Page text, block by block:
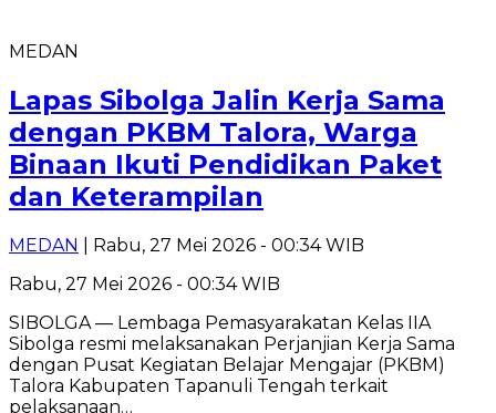
MEDAN
Lapas Sibolga Jalin Kerja Sama
dengan PKBM Talora, Warga
Binaan Ikuti Pendidikan Paket
dan Keterampilan
MEDAN
| Rabu, 27 Mei 2026 - 00:34 WIB
Rabu, 27 Mei 2026 - 00:34 WIB
SIBOLGA — Lembaga Pemasyarakatan Kelas IIA
Sibolga resmi melaksanakan Perjanjian Kerja Sama
dengan Pusat Kegiatan Belajar Mengajar (PKBM)
Talora Kabupaten Tapanuli Tengah terkait
pelaksanaan…